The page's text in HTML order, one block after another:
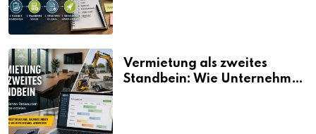
Vermietung als zweites
Standbein: Wie Unternehmen